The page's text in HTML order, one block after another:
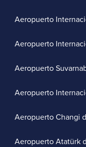
Aeropuerto
Aeropuerto
Aeropuerto
Aeropuerto
Aeropuerto Changi
Aeropuerto Atatürk